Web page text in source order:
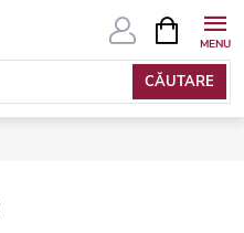
CĂUTARE
COŞ
DE